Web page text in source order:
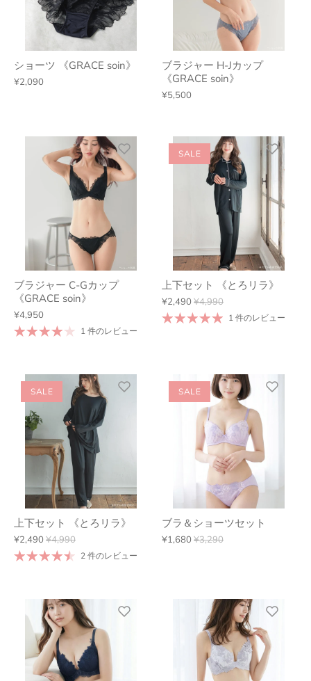
ショーツ 《GRACE soin》
¥2,090
ブラジャー H-Jカップ
《GRACE soin》
¥5,500
ブラジャー C-Gカップ
《GRACE soin》
¥4,950
1 件のレビュー
SALE
上下セット 《とろリラ》
¥2,490 ¥4,990
1 件のレビュー
SALE
上下セット 《とろリラ》
¥2,490 ¥4,990
2 件のレビュー
SALE
ブラ＆ショーツセット
¥1,680 ¥3,290